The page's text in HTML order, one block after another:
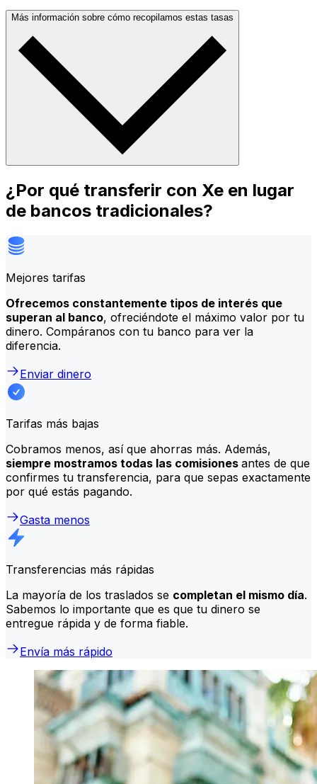
Más información sobre cómo recopilamos estas tasas
¿Por qué transferir con Xe en lugar
de bancos tradicionales?
Mejores tarifas
Ofrecemos constantemente tipos de interés que
superan al banco, ofreciéndote el máximo valor por tu
dinero. Compáranos con tu banco para ver la
diferencia.
Enviar dinero
Tarifas más bajas
Cobramos menos, así que ahorras más. Además,
siempre mostramos todas las comisiones antes de que
confirmes tu transferencia, para que sepas exactamente
por qué estás pagando.
Gasta menos
Transferencias más rápidas
La mayoría de los traslados se completan el mismo día.
Sabemos lo importante que es que tu dinero se
entregue rápida y de forma fiable.
Envía más rápido